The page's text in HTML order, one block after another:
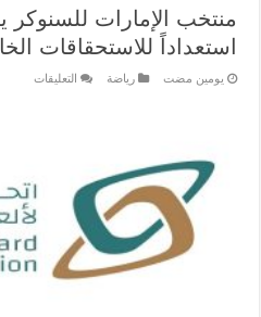
منتخب الإمارات للسنوكر
استعداداً للاستحقاقات
‏يومين مضت رياضة التعليقات